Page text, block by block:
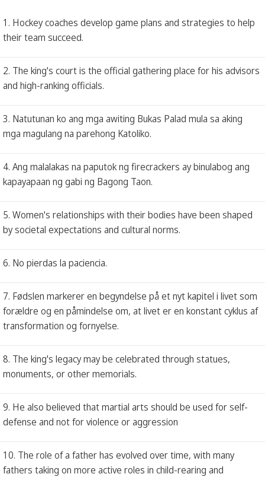
1. Hockey coaches develop game plans and strategies to help
their team succeed.
2. The king's court is the official gathering place for his advisors
and high-ranking officials.
3. Natutunan ko ang mga awiting Bukas Palad mula sa aking
mga magulang na parehong Katoliko.
4. Ang malalakas na paputok ng firecrackers ay binulabog ang
kapayapaan ng gabi ng Bagong Taon.
5. Women's relationships with their bodies have been shaped
by societal expectations and cultural norms.
6. No pierdas la paciencia.
7. Fødslen markerer en begyndelse på et nyt kapitel i livet som
forældre og en påmindelse om, at livet er en konstant cyklus af
transformation og fornyelse.
8. The king's legacy may be celebrated through statues,
monuments, or other memorials.
9. He also believed that martial arts should be used for self-
defense and not for violence or aggression
10. The role of a father has evolved over time, with many
fathers taking on more active roles in child-rearing and